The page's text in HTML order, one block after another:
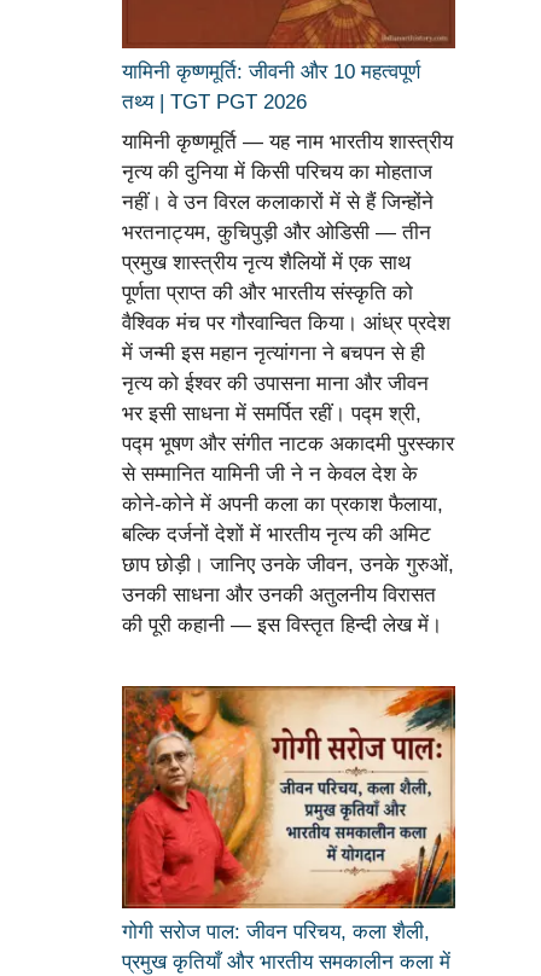
यामिनी कृष्णमूर्ति: जीवनी और 10 महत्वपूर्ण
तथ्य | TGT PGT 2026
यामिनी कृष्णमूर्ति — यह नाम भारतीय शास्त्रीय
नृत्य की दुनिया में किसी परिचय का मोहताज
नहीं। वे उन विरल कलाकारों में से हैं जिन्होंने
भरतनाट्यम, कुचिपुड़ी और ओडिसी — तीन
प्रमुख शास्त्रीय नृत्य शैलियों में एक साथ
पूर्णता प्राप्त की और भारतीय संस्कृति को
वैश्विक मंच पर गौरवान्वित किया। आंध्र प्रदेश
में जन्मी इस महान नृत्यांगना ने बचपन से ही
नृत्य को ईश्वर की उपासना माना और जीवन
भर इसी साधना में समर्पित रहीं। पद्म श्री,
पद्म भूषण और संगीत नाटक अकादमी पुरस्कार
से सम्मानित यामिनी जी ने न केवल देश के
कोने-कोने में अपनी कला का प्रकाश फैलाया,
बल्कि दर्जनों देशों में भारतीय नृत्य की अमिट
छाप छोड़ी। जानिए उनके जीवन, उनके गुरुओं,
उनकी साधना और उनकी अतुलनीय विरासत
की पूरी कहानी — इस विस्तृत हिन्दी लेख में।
गोगी सरोज पाल: जीवन परिचय, कला शैली,
प्रमुख कृतियाँ और भारतीय समकालीन कला में